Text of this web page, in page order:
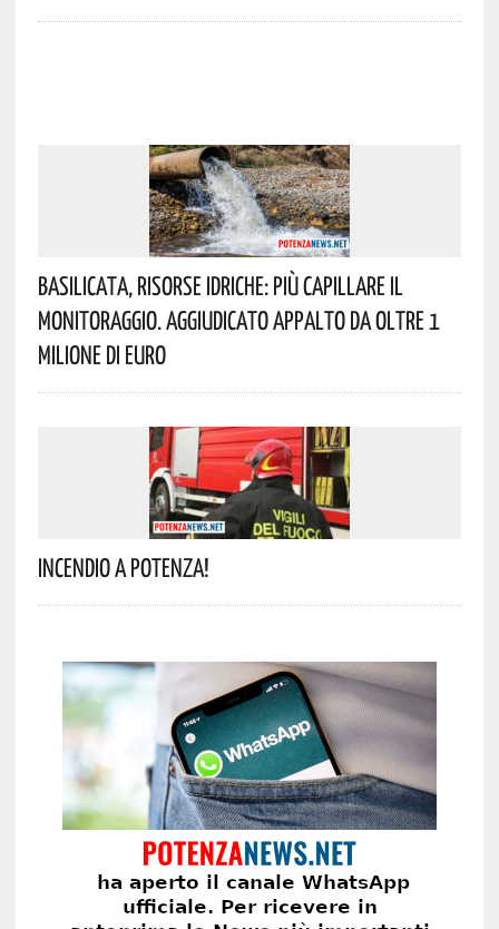
Basilicata, Risorse Idriche: Più Capillare Il
Monitoraggio. Aggiudicato Appalto Da Oltre 1
Milione Di Euro
Incendio A Potenza!